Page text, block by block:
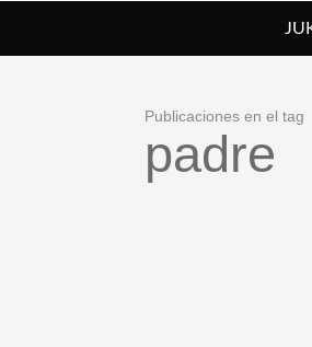
Publicaciones en el tag
padre